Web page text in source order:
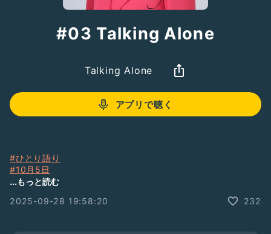
#03 Talking Alone
Talking Alone
アプリで聴く
#ひとり語り
#10月5日
#バースデーライブ
#ライブスタジオはちはち
...もっと読む
2025-09-28 19:58:20
232